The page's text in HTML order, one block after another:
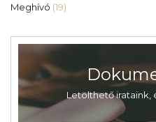
Meghívó (19)
Letölthető irataink,